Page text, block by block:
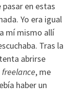
pasar en estas
Yo era igual
mí mismo allí
Tras la
abrirse
freelance, me
haber un